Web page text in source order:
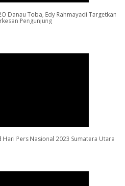
Danau Toba, Edy Rahmayadi Targetkan
Pengunjung
Hari Pers Nasional 2023 Sumatera Utara